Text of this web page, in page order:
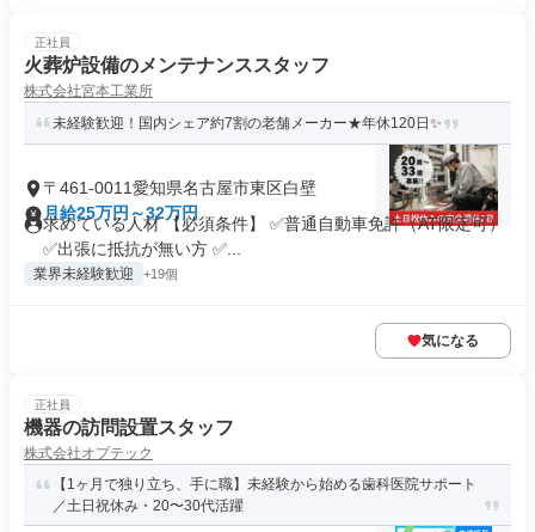
正社員
火葬炉設備のメンテナンススタッフ
株式会社宮本工業所
未経験歓迎！国内シェア約7割の老舗メーカー★年休120日✨
〒461-0011愛知県名古屋市東区白壁
月給25万円～32万円
求めている人材 【必須条件】 ✅普通自動車免許（AT限定可）
✅出張に抵抗が無い方 ✅...
業界未経験歓迎 +19個
気になる
正社員
機器の訪問設置スタッフ
株式会社オプテック
【1ヶ月で独り立ち、手に職】未経験から始める歯科医院サポート
／土日祝休み・20〜30代活躍